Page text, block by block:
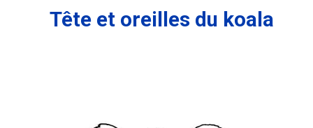
Tête et oreilles du koala